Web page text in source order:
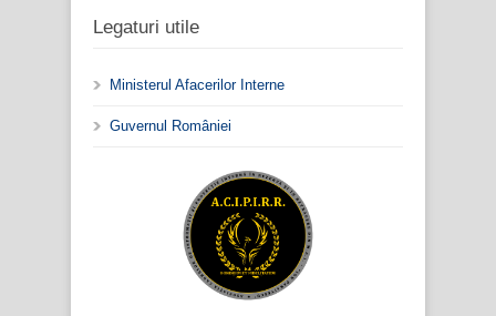
Legaturi utile
Ministerul Afacerilor Interne
Guvernul României